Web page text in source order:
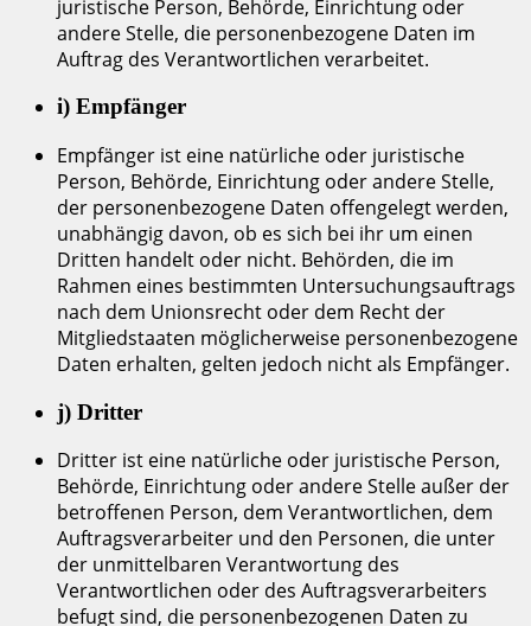
juristische Person, Behörde, Einrichtung oder
andere Stelle, die personenbezogene Daten im
Auftrag des Verantwortlichen verarbeitet.
i) Empfänger
Empfänger ist eine natürliche oder juristische
Person, Behörde, Einrichtung oder andere Stelle,
der personenbezogene Daten offengelegt werden,
unabhängig davon, ob es sich bei ihr um einen
Dritten handelt oder nicht. Behörden, die im
Rahmen eines bestimmten Untersuchungsauftrags
nach dem Unionsrecht oder dem Recht der
Mitgliedstaaten möglicherweise personenbezogene
Daten erhalten, gelten jedoch nicht als Empfänger.
j) Dritter
Dritter ist eine natürliche oder juristische Person,
Behörde, Einrichtung oder andere Stelle außer der
betroffenen Person, dem Verantwortlichen, dem
Auftragsverarbeiter und den Personen, die unter
der unmittelbaren Verantwortung des
Verantwortlichen oder des Auftragsverarbeiters
befugt sind, die personenbezogenen Daten zu